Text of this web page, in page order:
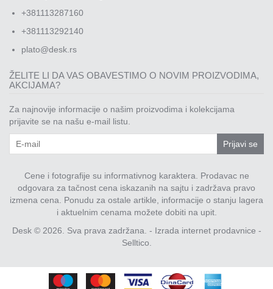
+381113287160
+381113292140
plato@desk.rs
ŽELITE LI DA VAS OBAVESTIMO O NOVIM PROIZVODIMA,
AKCIJAMA?
Za najnovije informacije o našim proizvodima i kolekcijama
prijavite se na našu e-mail listu.
Prijavi se
Cene i fotografije su informativnog karaktera. Prodavac ne
odgovara za tačnost cena iskazanih na sajtu i zadržava pravo
izmena cena. Ponudu za ostale artikle, informacije o stanju lagera
i aktuelnim cenama možete dobiti na upit.
Desk © 2026. Sva prava zadržana. - Izrada internet prodavnice -
Selltico.